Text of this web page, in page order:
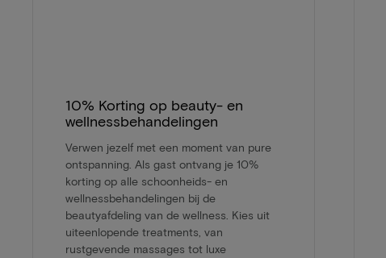
10% Korting op beauty- en
wellnessbehandelingen
Verwen jezelf met een moment van pure
ontspanning. Als gast ontvang je 10%
korting op alle schoonheids- en
wellnessbehandelingen bij de
beautyafdeling van de wellness. Kies uit
uiteenlopende treatments, van
rustgevende massages tot luxe